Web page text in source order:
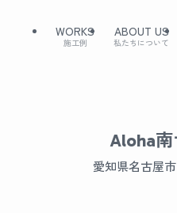
WORKS
施工例
ABOUT US
私たちについて
Aloha
愛知県名古屋